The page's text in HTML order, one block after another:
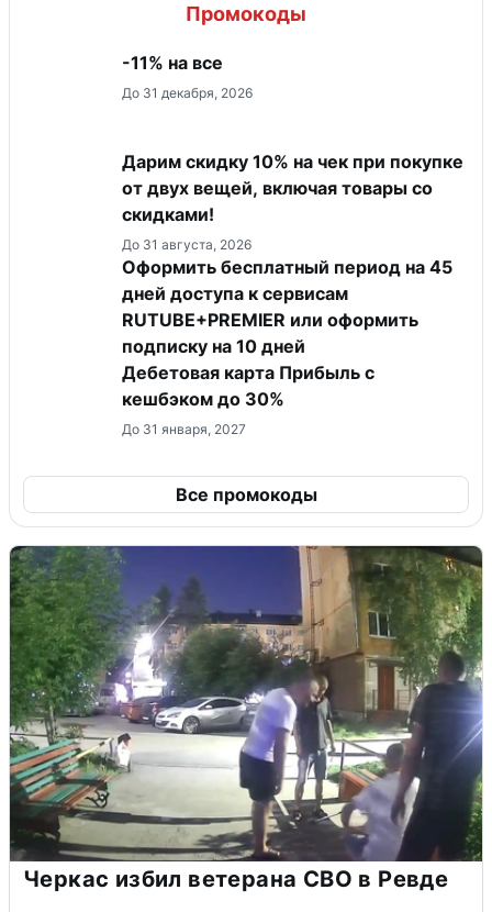
Промокоды
-11% на все
До 31 декабря, 2026
Дарим скидку 10% на чек при покупке
от двух вещей, включая товары со
скидками!
До 31 августа, 2026
Оформить бесплатный период на 45
дней доступа к сервисам
RUTUBE+PREMIER или оформить
подписку на 10 дней
Дебетовая карта Прибыль с
кешбэком до 30%
До 31 января, 2027
Все промокоды
Черкас избил ветерана СВО в Ревде